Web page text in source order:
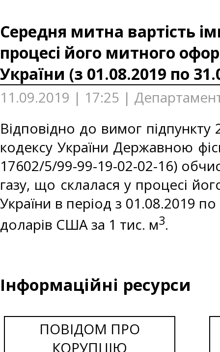
Середня митна вартість
процесі його митного
України (з 01.08.2019 по
11.09.2019 | 17:25 |
Відповідно до вимог підпункту
кодексу України Державною
17602/5/99-99-19-02-02-16)
газу, що склалася у процесі
України в період з 01.08.2019
доларів США за 1 тис. м3.
Інформаційні ресурси
ПОВІДОМ ПРО
КОРУПЦІЮ